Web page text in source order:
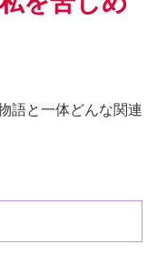
語と一体どんな関連